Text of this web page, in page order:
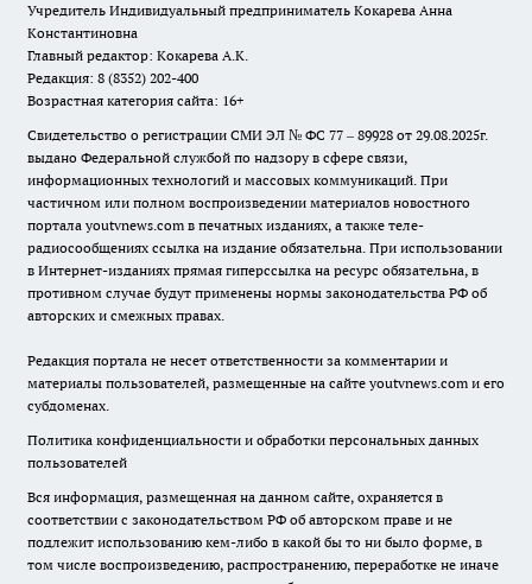
Учредитель Индивидуальный предприниматель Кокарева Анна
Константиновна
Главный редактор: Кокарева А.К.
Редакция: 8 (8352) 202-400
Возрастная категория сайта: 16+
Свидетельство о регистрации СМИ ЭЛ № ФС 77 – 89928 от 29.08.2025г.
выдано Федеральной службой по надзору в сфере связи,
информационных технологий и массовых коммуникаций. При
частичном или полном воспроизведении материалов новостного
портала youtvnews.com в печатных изданиях, а также теле-
радиосообщениях ссылка на издание обязательна. При использовании
в Интернет-изданиях прямая гиперссылка на ресурс обязательна, в
противном случае будут применены нормы законодательства РФ об
авторских и смежных правах.
Редакция портала не несет ответственности за комментарии и
материалы пользователей, размещенные на сайте youtvnews.com и его
субдоменах.
Политика конфиденциальности и обработки персональных данных
пользователей
Вся информация, размещенная на данном сайте, охраняется в
соответствии с законодательством РФ об авторском праве и не
подлежит использованию кем-либо в какой бы то ни было форме, в
том числе воспроизведению, распространению, переработке не иначе